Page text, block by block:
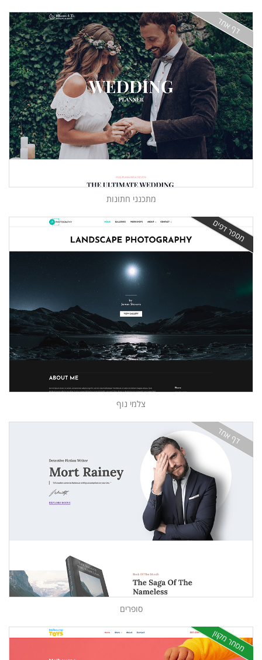
דף אחד
מתכנני חתונות
מספר דפים
צלמי נוף
דף אחד
סופרים
מסחר מקוון